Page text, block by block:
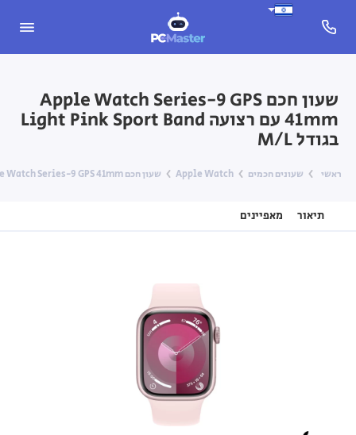
שעון חכם Apple Watch Series-9 GPS
41mm עם רצועה Light Pink Sport Band
בגודל M/L
ראשי שעונים חכמים Apple Watch שעון חכם Apple Watch Series-9 GPS 41mm עם רצועה Light Pink Sport Band בגודל M/L
תיאור מאפיינים